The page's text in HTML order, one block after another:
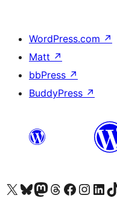
WordPress.com ↗
Matt ↗
bbPress ↗
BuddyPress ↗
Visita il nostro account X (ex Twitter)
Visita il nostro account Bluesky
Visita il nostro account Mastodon
Visita il nostro account Threads
Visita la nostra pagina
Visita il nostro
Visita ilVisita